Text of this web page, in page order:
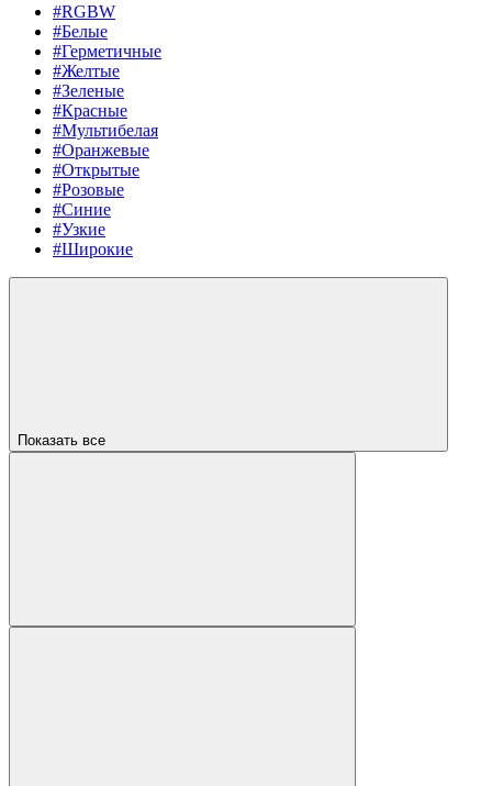
#RGBW
#Белые
#Герметичные
#Желтые
#Зеленые
#Красные
#Мультибелая
#Оранжевые
#Открытые
#Розовые
#Синие
#Узкие
#Широкие
Показать все